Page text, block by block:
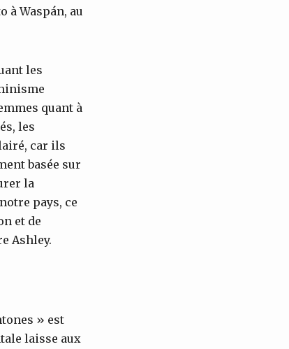
Waspán, au
les
quant à
les
car ils
basée sur
la
pays, ce
et de
Ashley.
» est
laisse aux